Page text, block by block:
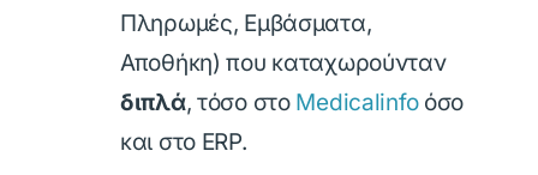
Πληρωμές, Εμβάσματα,
Αποθήκη) που καταχωρούνταν
διπλά, τόσο στο Medicalinfoόσο
και στο ERP.